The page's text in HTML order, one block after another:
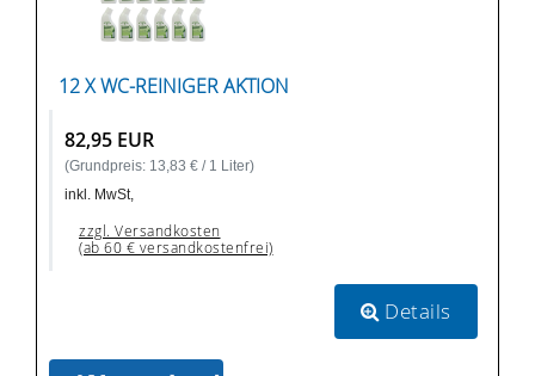
12 X WC-REINIGER AKTION
82,95 EUR
(Grundpreis: 13,83 € / 1 Liter)
inkl. MwSt,
zzgl. Versandkosten
(ab 60 € versandkostenfrei)
Details